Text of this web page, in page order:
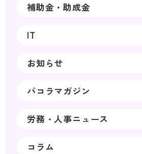
補助金・助成金
IT
お知らせ
パコラマガジン
労務・人事ニュース
コラム